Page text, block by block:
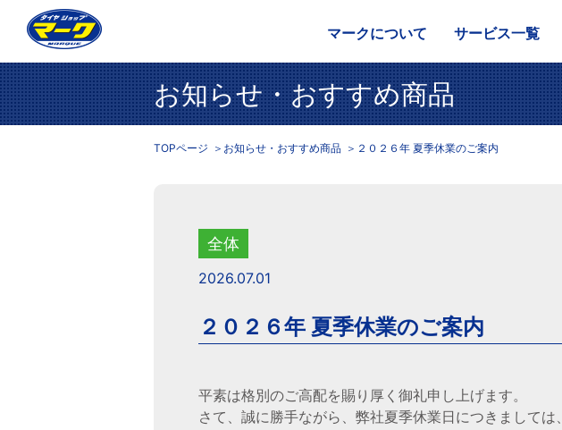
マークについて サービス一覧
お知らせ・おすすめ商品
TOPページ お知らせ・おすすめ商品 ２０２６年 夏季休業のご案内
全体
2026.07.01
２０２６年 夏季休業のご案内
平素は格別のご高配を賜り厚く御礼申し上げます。
さて、誠に勝手ながら、弊社夏季休業日につきましては、